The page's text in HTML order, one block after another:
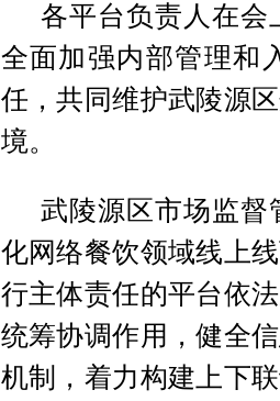
各平台负责人在会
全面加强内部管理和
任，共同维护武陵源
境。
武陵源区市场监督
化网络餐饮领域线上
行主体责任的平台依
统筹协调作用，健全
机制，着力构建上下